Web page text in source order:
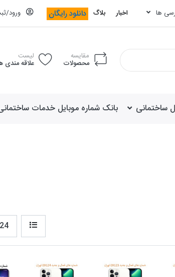
ها اخبار بلاگ دانلود رایگان ورود/
مقایسه
محصولات
لیست
علاقه مندی
ساختمانی بانک شماره موبایل خدمات
24